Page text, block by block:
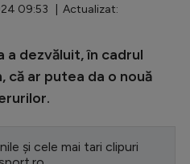
09:53 | Actualizat:
a dezvăluit, în cadrul
că ar putea da o nouă
și cele mai tari clipuri